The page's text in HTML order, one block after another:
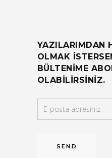
YAZILARIMDAN
OLMAK
BÜLTENIME
OLABILIRSINIZ.